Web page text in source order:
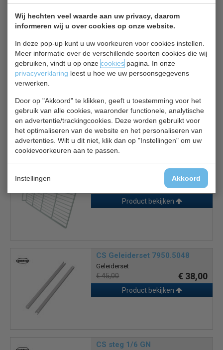
Wij hechten veel waarde aan uw privacy, daarom
informeren wij u over cookies op onze website.
In deze pop-up kunt u uw voorkeuren voor cookies instellen.
Meer informatie over de verschillende soorten cookies die wij
gebruiken, vindt u op onzecookiespagina. In onze
privacyverklaring leest u hoe we uw persoonsgegevens
verwerken.
Door op "Akkoord" te klikken, geeft u toestemming voor het
gebruik van alle cookies, waaronder functionele, analytische
en advertentie/trackingcookies. Deze worden gebruikt voor
het optimaliseren van de website en het personaliseren van
advertenties. Wilt u dit niet, klik dan op "Instellingen" om uw
cookievoorkeuren aan te passen.
Instellingen Akkoord
volledige garantie
op dit top product.
RVS uitvoering
Statische koeling
Gebruiksvriendelijke bediening met digitaal display en
ontdooiingsindicator.
Gerelateerde producten
CS Rooster 7450.0505
€ 24,00
Product bekijken
CS Geleiderset 7950.5048
Geleiderset
€ 45,00 € 38,00
Product bekijken
CS steg 1/6 GN